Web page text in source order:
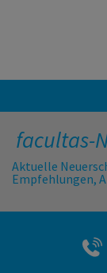
facultas-
Aktuelle
Empfehlungen,